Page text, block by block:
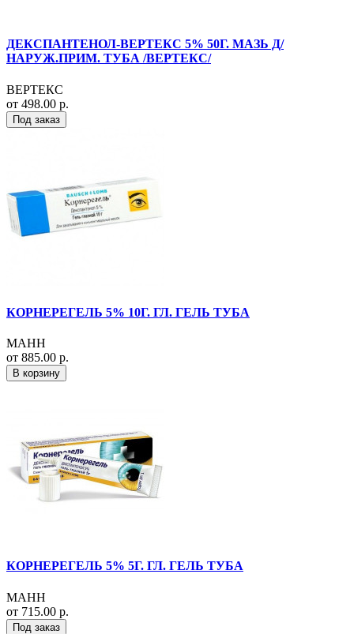
ДЕКСПАНТЕНОЛ-ВЕРТЕКС 5% 50Г. МАЗЬ Д/
НАРУЖ.ПРИМ. ТУБА /ВЕРТЕКС/
ВЕРТЕКС
от 498.00 р.
Под заказ
КОРНЕРЕГЕЛЬ 5% 10Г. ГЛ. ГЕЛЬ ТУБА
МАНН
от 885.00 р.
В корзину
КОРНЕРЕГЕЛЬ 5% 5Г. ГЛ. ГЕЛЬ ТУБА
МАНН
от 715.00 р.
Под заказ